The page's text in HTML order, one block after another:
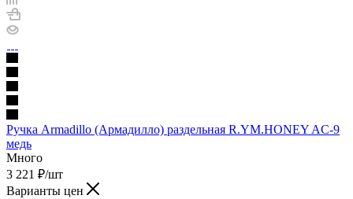
Ручка Armadillo (Армадилло) раздельная R.YM.HONEY AC-9
медь
Много
3 221 ₽/шт
Варианты цен